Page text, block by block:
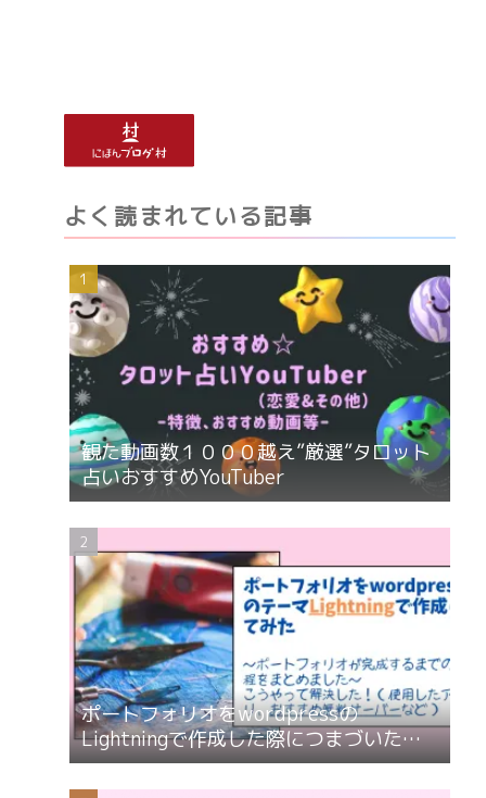
よく読まれている記事
観た動画数１０００越え”厳選”タロット
占いおすすめYouTuber
ポートフォリオをwordpressの
Lightningで作成した際につまづいたこ
とと解決方法